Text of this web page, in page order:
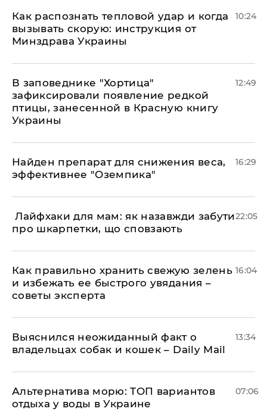
Как распознать тепловой удар и когда
вызывать скорую: инструкция от
Минздрава Украины
10:24
В заповеднике "Хортица"
зафиксировали появление редкой
птицы, занесенной в Красную книгу
Украины
12:49
Найден препарат для снижения веса,
эффективнее "Оземпика"
16:29
​ Лайфхаки для мам: як назавжди забути
про шкарпетки, що сповзають
22:05
Как правильно хранить свежую зелень
и избежать ее быстрого увядания –
советы эксперта
16:04
Выяснился неожиданный факт о
владельцах собак и кошек – Daily Mail
13:34
Альтернатива морю: ТОП вариантов
отдыха у воды в Украине
07:06